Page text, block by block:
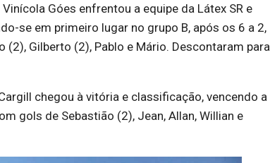
Góes enfrentou a equipe da Látex SR e
se em primeiro lugar no grupo B, após os 6 a 2,
Gilberto (2), Pablo e Mário. Descontaram para
chegou à vitória e classificação, vencendo a
gols de Sebastião (2), Jean, Allan, Willian e